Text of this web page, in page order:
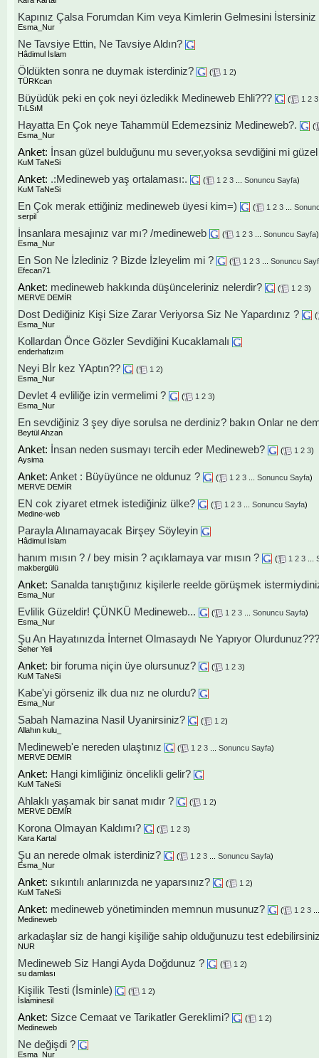
Kapınız Çalsa Forumdan Kim veya Kimlerin Gelmesini İstersiniz
Esma_Nur
Ne Tavsiye Ettin, Ne Tavsiye Aldın?
Hâdimul İslam
Öldükten sonra ne duymak isterdiniz? ( 1 2)
TÜRKcan
Büyüdük peki en çok neyi özledikk Medineweb Ehli??? ( 1 2 3
TıLSıM
Hayatta En Çok neye Tahammül Edemezsiniz Medineweb?.
(
Esma_Nur
Anket: İnsan güzel bulduğunu mu sever,yoksa sevdiğini mi
KuM TaNeSi
Anket: .:Medineweb yaş ortalaması:. ( 1 2 3 Sonuncu Sayfa)
KuM TaNeSi
En Çok merak ettiğiniz medineweb üyesi kim=) ( 1 2 3
serpil
İnsanlara mesajınız var mı? /medineweb ( 1 2 3 Sonuncu Sayfa)
Esma_Nur
En Son Ne İzlediniz ? Bizde İzleyelim mi ? ( 1 2 3
Sonuncu
Efecan71
Anket: medineweb hakkında düşünceleriniz nelerdir? ( 1 2 3)
MERVE DEMİR
Dost Dediğiniz Kişi Size Zarar Veriyorsa Siz Ne Yapardınız ?
(
Esma_Nur
Kollardan Önce Gözler Sevdiğini Kucaklamalı
enderhafızım
Neyi Bİr kez YAptın?? ( 1 2)
Esma_Nur
Devlet 4 evliliğe izin vermelimi ? ( 1 2 3)
Esma_Nur
En sevdiğiniz 3 şey diye sorulsa ne derdiniz? bakın Onlar ne
Beytül Ahzan
Anket: İnsan neden susmayı tercih eder Medineweb? ( 1 2 3)
Aysima
Anket: Anket : Büyüyünce ne oldunuz ? ( 1 2 3 Sonuncu Sayfa)
MERVE DEMİR
EN cok ziyaret etmek istediğiniz ülke? ( 1 2 3 Sonuncu Sayfa)
Medine-web
Parayla Alınamayacak Birşey Söyleyin
Hâdimul İslam
hanım mısın ? / bey misin ? açıklamaya var mısın ? ( 1 2 3
makbergülü
Anket: Sanalda tanıştığınız kişilerle reelde görüşmek
Esma_Nur
Evlilik Güzeldir! ÇÜNKÜ Medineweb... ( 1 2 3 Sonuncu Sayfa)
Esma_Nur
Şu An Hayatınızda İnternet Olmasaydı Ne Yapıyor Olurdunuz???
Seher Yeli
Anket: bir foruma niçin üye olursunuz? ( 1 2 3)
KuM TaNeSi
Kabe'yi görseniz ilk dua nız ne olurdu?
Esma_Nur
Sabah Namazina Nasil Uyanirsiniz? ( 1 2)
Allahın kulu_
Medineweb'e nereden ulaştınız ( 1 2 3 Sonuncu Sayfa)
MERVE DEMİR
Anket: Hangi kimliğiniz öncelikli gelir?
KuM TaNeSi
Ahlaklı yaşamak bir sanat mıdır ? ( 1 2)
MERVE DEMİR
Korona Olmayan Kaldımı? ( 1 2 3)
Kara Kartal
Şu an nerede olmak isterdiniz? ( 1 2 3 Sonuncu Sayfa)
Esma_Nur
Anket: sıkıntılı anlarınızda ne yaparsınız? ( 1 2)
KuM TaNeSi
Anket: medineweb yönetiminden memnun musunuz? ( 1 2 3
Medineweb
arkadaşlar siz de hangi kişiliğe sahip olduğunuzu test
NUR
Medineweb Siz Hangi Ayda Doğdunuz ? ( 1 2)
su damlası
Kişilik Testi (İsminle) ( 1 2)
İslaminesil
Anket: Sizce Cemaat ve Tarikatler Gereklimi? ( 1 2)
Medineweb
Ne değişdi ?
Esma_Nur